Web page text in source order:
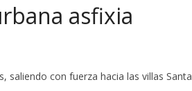
asfixia
saliendo con fuerza hacia las villas Santa